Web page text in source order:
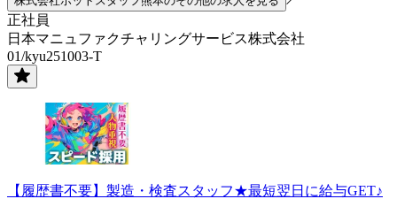
正社員
日本マニュファクチャリングサービス株式会社
01/kyu251003-T
【履歴書不要】製造・検査スタッフ★最短翌日に給与GET♪